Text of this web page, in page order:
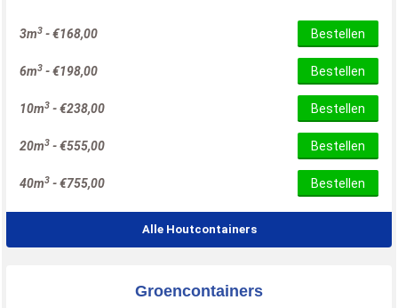
3m3 -€168,00 Bestellen
6m3 -€198,00 Bestellen
10m3 -€238,00 Bestellen
20m3 -€555,00 Bestellen
40m3 -€755,00 Bestellen
Alle Houtcontainers
Groencontainers